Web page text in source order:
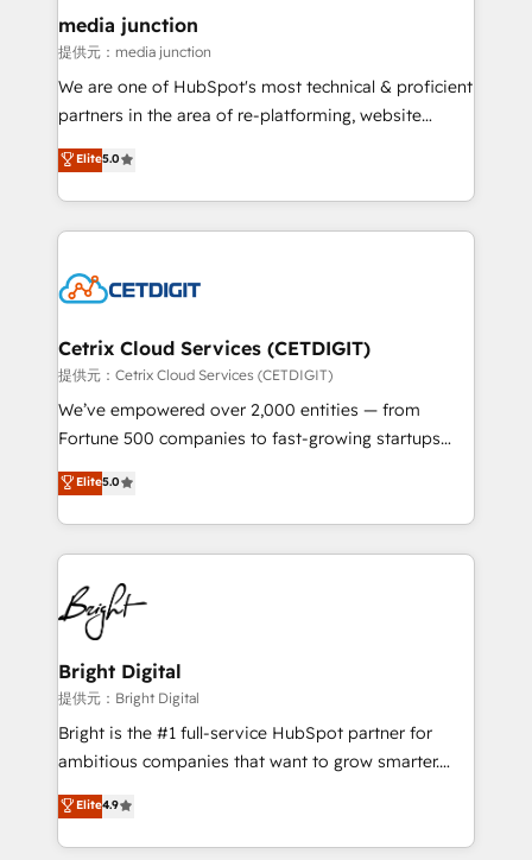
Mexico, USA, and Portugal—we've executed over a
hundred successful operations. Our approach,
rooted in RevOps principles, integrates analysis,
training, planning, and qualification. Leveraging
inbound marketing tactics, we focus on
understanding, nurturing, and converting leads.
competitive market.
media junction
提供元：media junction
We are one of HubSpot's most technical & proficient
partners in the area of re-platforming, website
design & development. We specialize in multi-hub
implementations for mid-market & enterprise
companies. We are woman-owned, powered by
coffee, and we ❤️ dogs. We produce award-winning
Impact Award 🏆2022 Technical Expertise Impact
Award 🏆2020 Elite Solutions Partner 🏆2019
Integrations HubSpot Impact Award 🏆2019
Marketing Enablement HubSpot Impact Award 🏆
2018 Website Design HubSpot Impact Award 🏆2017
Growth-Driven Design Agency of the Year 🏆2016
Sales Enablement HubSpot Impact Award 🏆2015
HubSpot COS Performance Award 🏆2014 HubSpot
COS Design Award 🏆2013 HubSpot Marketplace
Partner 📆Founded in 1997
Elite5.0
Cetrix Cloud Services (CETDIGIT)
提供元：Cetrix Cloud Services (CETDIGIT)
We’ve empowered over 2,000 entities — from
Fortune 500 companies to fast-growing startups
and nonprofits — to streamline operations, scale
revenue, and unlock the full potential of HubSpot.
With deep technical and industry expertise, we fuse
automation, integration, and AI innovation to deliver
lasting impact. We specialize in: • Turnkey and end-
to-end HubSpot implementations • Onboarding for
Sales, Service, Marketing & Content Hubs • AI voice
and chat agents, predictive automation, and smart
workflows • Salesforce + HubSpot integration •
RevOps and AI-driven sales enablement • Website
design and CMS development • ERP integration: SAP,
and CRM migration from any platform •
Client/member portals built on HubSpot • Custom
Elite5.0
Bright Digital
提供元：Bright Digital
Bright is the #1 full-service HubSpot partner for
ambitious companies that want to grow smarter.
From HubSpot onboarding, to training, from
developing a new website to lead generation and
digital marketing; we do it all (and with great
Elite4.9